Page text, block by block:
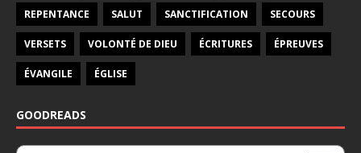
REPENTANCE SALUT SANCTIFICATION SECOURS
VERSETS VOLONTÉ DE DIEU ÉCRITURES ÉPREUVES
ÉVANGILE ÉGLISE
GOODREADS